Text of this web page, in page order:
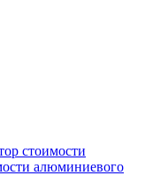
стоимости
алюминиевого